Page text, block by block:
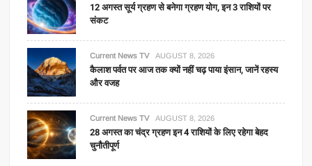
12 अगस्त सूर्य ग्रहण से बनेगा ग्रहण योग, इन 3 राशियों पर
संकट
Current News TV AUGUST 8, 2026
कैलाश पर्वत पर आज तक क्यों नहीं चढ़ पाया इंसान, जानें रहस्य
और वजह
Current News TV AUGUST 8, 2026
28 अगस्त का चंद्र ग्रहण इन 4 राशियों के लिए रहेगा बेहद
चुनौतीपूर्ण